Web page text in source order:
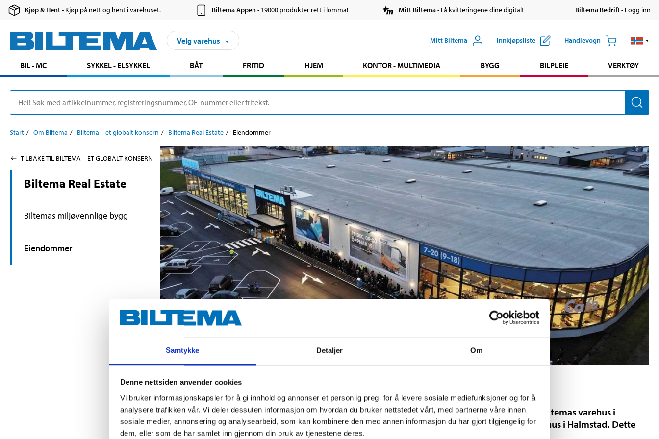
Samtykke Detaljer Om
Denne nettsiden anvender cookies
Vi bruker informasjonskapsler for å gi innhold og annonser et personlig preg, for å levere sosiale mediefunksjoner og for å
analysere trafikken vår. Vi deler dessuten informasjon om hvordan du bruker nettstedet vårt, med partnerne våre innen
sosiale medier, annonsering og analysearbeid, som kan kombinere den med annen informasjon du har gjort tilgjengelig for
dem, eller som de har samlet inn gjennom din bruk av tjenestene deres.
Kjøp & Hent- Kjøp på nett og hent i varehuset. Biltema Appen- 19000 produkter rett i lomma! Mitt Biltema- Få kvitteringene dine digitalt Biltema Bedrift- Logg inn
Velg varehus Mitt Biltema Innkjøpsliste Handlevogn
BIL - MC SYKKEL - ELSYKKEL BÅT FRITID HJEM KONTOR - MULTIMEDIA BYGG BILPLEIE VERKTØY
Start Om Biltema Biltema – et globalt konsern Biltema Real Estate Eiendommer
TILBAKE TIL BILTEMA – ET GLOBALT KONSERN
Biltema Real Estate
Biltemas miljøvennlige bygg
Eiendommer
Eiendommer
Biltema Real Estate jobber langsiktig med å finne strategiske lokasjoner for etablering av Biltemas varehus i
Norden. Gjennom målrettede investeringer eier selskapet 800.000 m², inkludert egne varehus i Halmstad. Dette
gjør Biltema Real Estate til en stor eiendomsaktør i Norden.